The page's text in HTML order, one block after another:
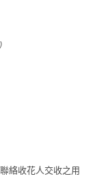
絡收花人交收之用